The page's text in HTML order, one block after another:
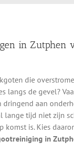
in Zutphen
die
langs de gevel?
aan
lange tijd niet zijn
komst is. Kies
in